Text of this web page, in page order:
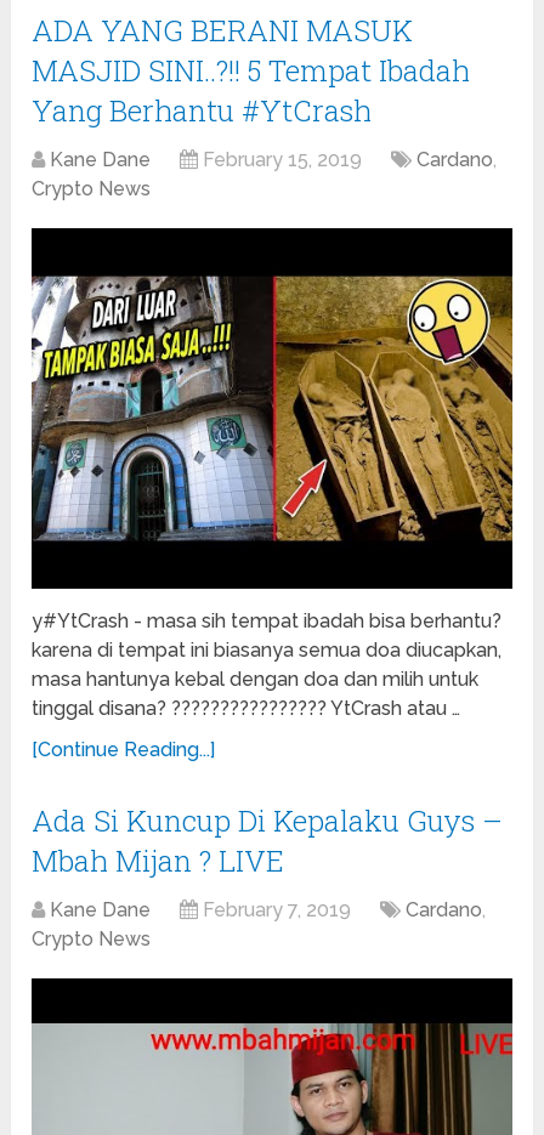
ADA YANG BERANI MASUK
MASJID SINI..?!! 5 Tempat Ibadah
Yang Berhantu #YtCrash
Kane Dane February 15, 2019 Cardano,
Crypto News
y#YtCrash - masa sih tempat ibadah bisa berhantu?
karena di tempat ini biasanya semua doa diucapkan,
masa hantunya kebal dengan doa dan milih untuk
tinggal disana? ???????????????? YtCrash atau …
[Continue Reading...]
Ada Si Kuncup Di Kepalaku Guys –
Mbah Mijan ? LIVE
Kane Dane February 7, 2019 Cardano,
Crypto News